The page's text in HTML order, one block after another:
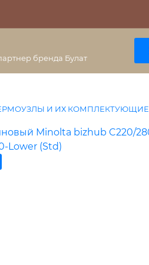
бренда Булат
И ИХ КОМПЛЕКТУЮЩИЕ